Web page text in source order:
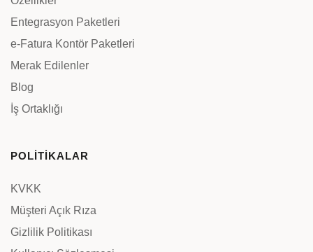
Entegrasyon Paketleri
e-Fatura Kontör Paketleri
Merak Edilenler
Blog
İş Ortaklığı
POLİTİKALAR
KVKK
Müşteri Açık Rıza
Gizlilik Politikası